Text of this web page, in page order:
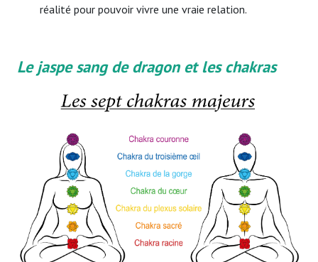
réalité pour pouvoir vivre une vraie relation.
Le jaspe sang de dragon et les chakras